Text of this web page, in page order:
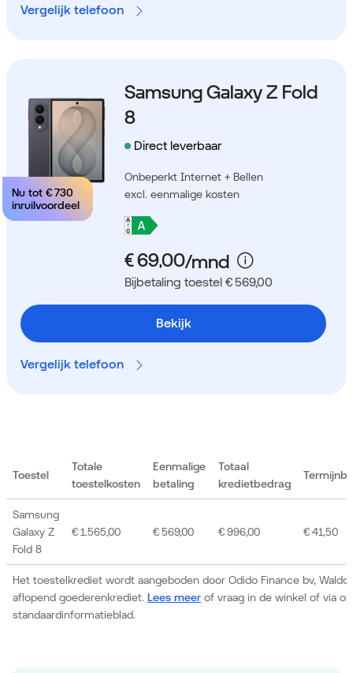
Vergelijk telefoon
Nu tot € 730
inruilvoordeel
Samsung Galaxy Z Fold
8
Direct leverbaar
Onbeperkt Internet + Bellen
excl. eenmalige kosten
Bijbetaling toestel € 569,00
Bekijk
Vergelijk telefoon
Toestel
Totale
toestelkosten
Eenmalige
betaling
Totaal
kredietbedrag
Het toestelkrediet wordt aangeboden door Odido Finance bv,
aflopend goederenkrediet. Lees meer of vraag in de winkel of via
standaardinformatieblad.
Samsung
Galaxy Z
Fold 8
€ 1.565,00 € 569,00 € 996,00 € 41,50